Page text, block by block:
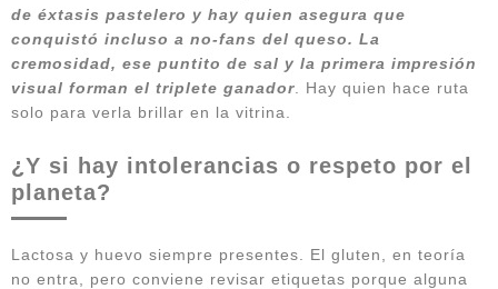
de éxtasis pastelero y hay quien asegura que
conquistó incluso a no-fans del queso. La
cremosidad, ese puntito de sal y la primera impresión
visual forman el triplete ganador . Hay quien hace ruta
solo para verla brillar en la vitrina.
¿Y si hay intolerancias o respeto por el
planeta?
Lactosa y huevo siempre presentes. El gluten, en teoría
no entra, pero conviene revisar etiquetas porque alguna